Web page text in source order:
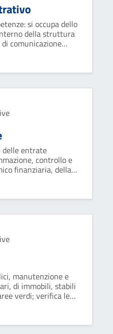
si occupa dello
della struttura
comunicazione
delle entrate
controllo e
finanziaria, della
manutenzione e
di immobili, stabili
verdi; verifica le